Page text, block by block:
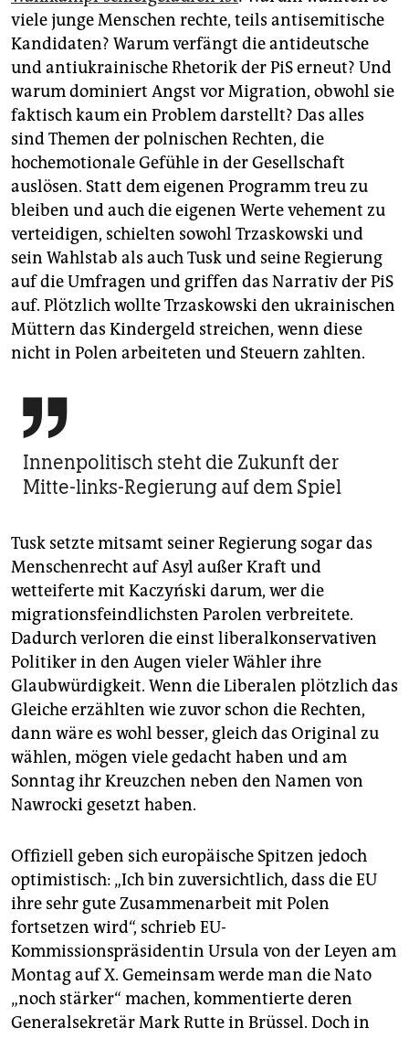
viele junge Menschen rechte, teils antisemitische
Kandidaten? Warum verfängt die antideutsche
und anti­ukrainische Rhetorik der PiS erneut? Und
warum dominiert Angst vor Migration, obwohl sie
faktisch kaum ein Problem darstellt? Das alles
sind Themen der polnischen Rechten, die
hochemotionale Gefühle in der Gesellschaft
auslösen. Statt dem eigenen Programm treu zu
bleiben und auch die eigenen Werte vehement zu
verteidigen, schielten sowohl Trzaskowski und
sein Wahlstab als auch Tusk und seine Regierung
auf die Umfragen und griffen das Narrativ der PiS
auf. Plötzlich wollte Trzaskowski den ukrainischen
Müttern das Kindergeld streichen, wenn diese
nicht in Polen arbeiteten und Steuern zahlten.

Innenpolitisch steht die Zukunft der
Mitte-links-Regierung auf dem Spiel
Tusk setzte mitsamt seiner Regierung sogar das
Menschenrecht auf Asyl außer Kraft und
wetteiferte mit Kaczyński darum, wer die
migrationsfeindlichsten Parolen verbreitete.
Dadurch verloren die einst liberalkonservativen
Politiker in den Augen vieler Wähler ihre
Glaubwürdigkeit. Wenn die Liberalen plötzlich das
Gleiche erzählten wie zuvor schon die Rechten,
dann wäre es wohl besser, gleich das Original zu
wählen, mögen viele gedacht haben und am
Sonntag ihr Kreuzchen neben den Namen von
Nawrocki gesetzt haben.
Offiziell geben sich europäische Spitzen jedoch
optimistisch: „Ich bin zuversichtlich, dass die EU
ihre sehr gute Zusammenarbeit mit Polen
fortsetzen wird“, schrieb EU-
Kommissionspräsidentin Ursula von der Leyen am
Montag auf X. Gemeinsam werde man die Nato
„noch stärker“ machen, kommentierte deren
Generalsekretär Mark Rutte in Brüssel. Doch in